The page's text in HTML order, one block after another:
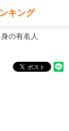
キング
の有名人